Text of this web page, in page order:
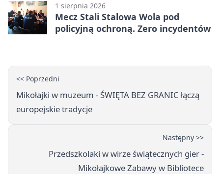
1 sierpnia 2026
Mecz Stali Stalowa Wola pod
policyjną ochroną. Zero incydentów
<< Poprzedni
Mikołajki w muzeum - ŚWIĘTA BEZ GRANIC łączą
europejskie tradycje
Następny >>
Przedszkolaki w wirze świątecznych gier -
Mikołajkowe Zabawy w Bibliotece